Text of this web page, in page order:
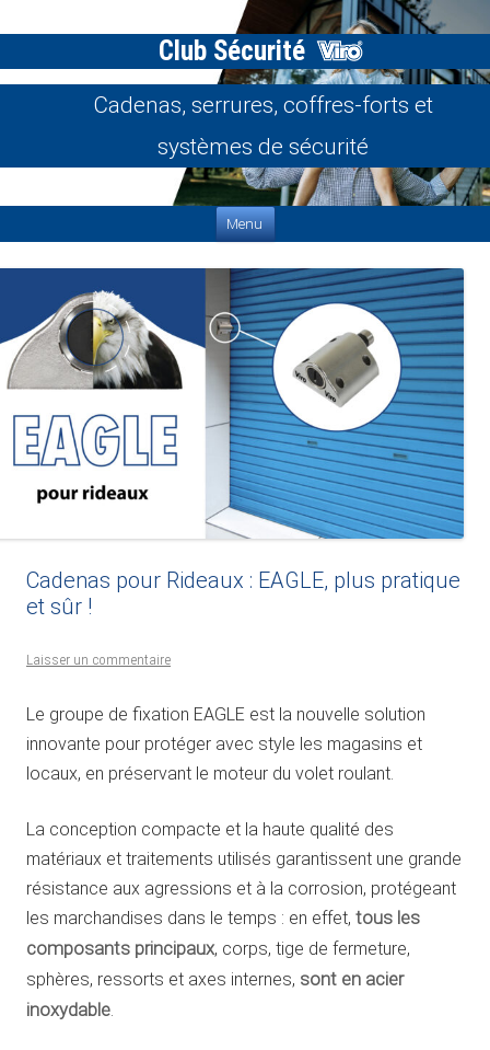
Club Sécurité
Cadenas, serrures, coffres-forts et
systèmes de sécurité
Menu
Cadenas pour Rideaux : EAGLE, plus pratique
et sûr !
Laisser un commentaire
Le groupe de fixation EAGLE est la nouvelle solution
innovante pour protéger avec style les magasins et
locaux, en préservant le moteur du volet roulant.
La conception compacte et la haute qualité des
matériaux et traitements utilisés garantissent une grande
résistance aux agressions et à la corrosion, protégeant
les marchandises dans le temps : en effet, tous les
composants principaux, corps, tige de fermeture,
sphères, ressorts et axes internes, sont en acier
inoxydable.